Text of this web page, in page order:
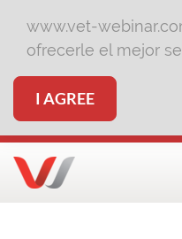
www.vet-
ofrecerle el mejor
I AGREE